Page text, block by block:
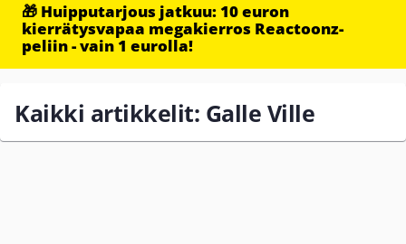
🎁 Huipputarjous jatkuu: 10 euron
kierrätysvapaa megakierros Reactoonz-
peliin - vain 1 eurolla!
Kaikki artikkelit: Galle Ville